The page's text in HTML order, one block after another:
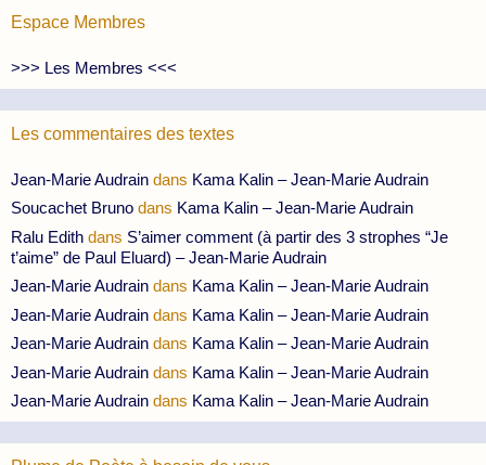
Espace Membres
>>> Les Membres <<<
Les commentaires des textes
Jean-Marie Audrain dans Kama Kalin – Jean-Marie Audrain
Soucachet Bruno dans Kama Kalin – Jean-Marie Audrain
Ralu Edith dans S’aimer comment (à partir des 3 strophes “Je
t’aime” de Paul Eluard) – Jean-Marie Audrain
Jean-Marie Audrain dans Kama Kalin – Jean-Marie Audrain
Jean-Marie Audrain dans Kama Kalin – Jean-Marie Audrain
Jean-Marie Audrain dans Kama Kalin – Jean-Marie Audrain
Jean-Marie Audrain dans Kama Kalin – Jean-Marie Audrain
Jean-Marie Audrain dans Kama Kalin – Jean-Marie Audrain